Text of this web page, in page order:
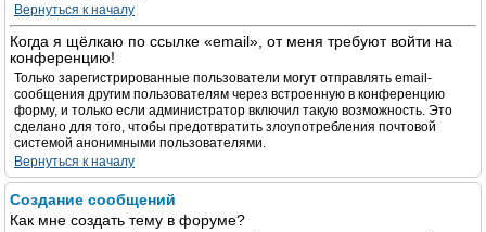
Вернуться к началу
Когда я щёлкаю по ссылке «email», от меня требуют войти на
конференцию!
Только зарегистрированные пользователи могут отправлять email-
сообщения другим пользователям через встроенную в конференцию
форму, и только если администратор включил такую возможность. Это
сделано для того, чтобы предотвратить злоупотребления почтовой
системой анонимными пользователями.
Вернуться к началу
Создание сообщений
Как мне создать тему в форуме?